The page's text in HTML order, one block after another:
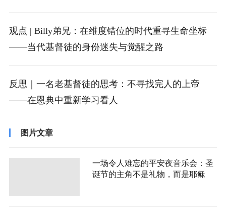
观点 | Billy弟兄：在维度错位的时代重寻生命坐标
——当代基督徒的身份迷失与觉醒之路
反思｜一名老基督徒的思考：不寻找完人的上帝
——在恩典中重新学习看人
图片文章
一场令人难忘的平安夜音乐会：圣
诞节的主角不是礼物，而是耶稣